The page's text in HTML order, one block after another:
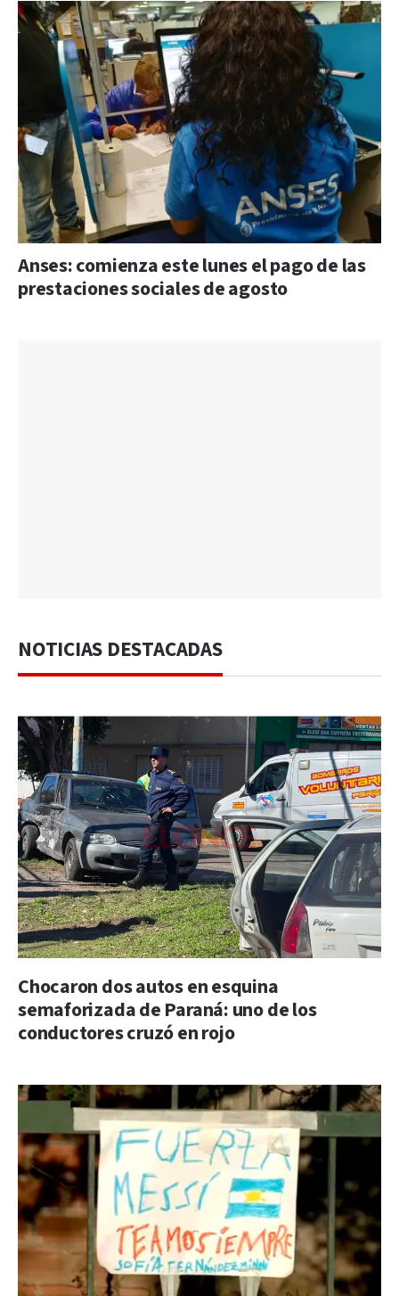
Anses: comienza este lunes el pago de las
prestaciones sociales de agosto
NOTICIAS DESTACADAS
Chocaron dos autos en esquina
semaforizada de Paraná: uno de los
conductores cruzó en rojo